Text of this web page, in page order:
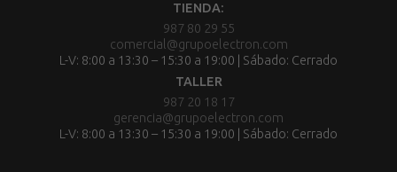
TIENDA:
987 80 29 55
comercial@grupoelectron.com
L-V: 8:00 a 13:30 – 15:30 a 19:00 | Sábado: Cerrado
TALLER
987 20 18 17
gerencia@grupoelectron.com
L-V: 8:00 a 13:30 – 15:30 a 19:00 | Sábado: Cerrado